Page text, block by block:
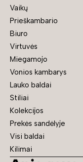
Vaikų
Prieškambario
Biuro
Virtuvės
Miegamojo
Vonios kambarys
Lauko baldai
Stiliai
Kolekcijos
Prekės sandėlyje
Visi baldai
Kilimai